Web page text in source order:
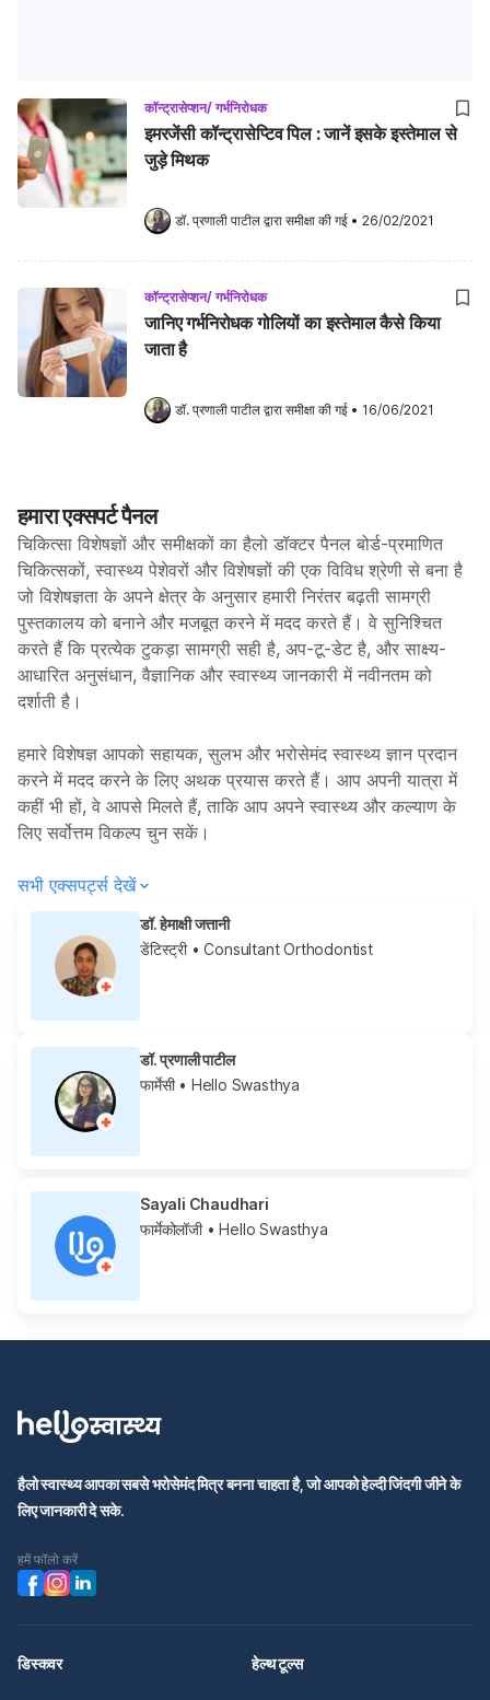
कॉन्ट्रासेप्शन/ गर्भनिरोधक
इमरजेंसी कॉन्ट्रासेप्टिव पिल : जानें इसके इस्तेमाल से
जुड़े मिथक
डॉ. प्रणाली पाटील द्वारा समीक्षा की गई • 26/02/2021
कॉन्ट्रासेप्शन/ गर्भनिरोधक
जानिए गर्भनिरोधक गोलियों का इस्तेमाल कैसे किया
जाता है
डॉ. प्रणाली पाटील द्वारा समीक्षा की गई • 16/06/2021
हमारा एक्सपर्ट पैनल
चिकित्सा विशेषज्ञों और समीक्षकों का हैलो डॉक्टर पैनल बोर्ड-प्रमाणित
चिकित्सकों, स्वास्थ्य पेशेवरों और विशेषज्ञों की एक विविध श्रेणी से बना है
जो विशेषज्ञता के अपने क्षेत्र के अनुसार हमारी निरंतर बढ़ती सामग्री
पुस्तकालय को बनाने और मजबूत करने में मदद करते हैं। वे सुनिश्चित
करते हैं कि प्रत्येक टुकड़ा सामग्री सही है, अप-टू-डेट है, और साक्ष्य-
आधारित अनुसंधान, वैज्ञानिक और स्वास्थ्य जानकारी में नवीनतम को
दर्शाती है।
हमारे विशेषज्ञ आपको सहायक, सुलभ और भरोसेमंद स्वास्थ्य ज्ञान प्रदान
करने में मदद करने के लिए अथक प्रयास करते हैं। आप अपनी यात्रा में
कहीं भी हों, वे आपसे मिलते हैं, ताकि आप अपने स्वास्थ्य और कल्याण के
लिए सर्वोत्तम विकल्प चुन सकें।
सभी एक्सपर्ट्स देखें
डॉ. हेमाक्षी जत्तानी
डेंटिस्ट्री• Consultant Orthodontist
डॉ. प्रणाली पाटील
फार्मेसी• Hello Swasthya
Sayali Chaudhari
फार्मेकोलॉजी• Hello Swasthya
हैलो स्वास्थ्य आपका सबसे भरोसेमंद मित्र बनना चाहता है, जो आपको हेल्दी जिंदगी जीने के
लिए जानकारी दे सके.
हमें फॉलो करें
डिस्कवर हेल्थ टूल्स